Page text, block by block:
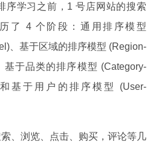
序学习之前，1 号店网站的搜索
了 4 个阶段：通用排序模型
、基于区域的排序模型 (Region-
基于品类的排序模型 (Category-
和基于用户的排序模型 (User-
、浏览、点击、购买，评论等几